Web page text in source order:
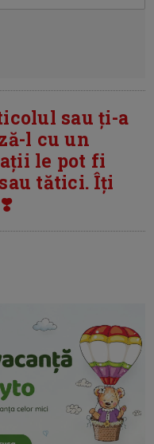
sau ți-a
l cu un
le pot fi
tătici. Îți